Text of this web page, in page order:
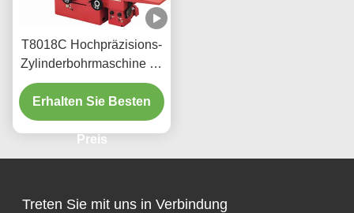
T8018C Hochpräzisions-
Zylinderbohrmaschine für
schwere Fahrzeuge
Erhalten Sie Besten
Preis
Treten Sie mit uns in Verbindung